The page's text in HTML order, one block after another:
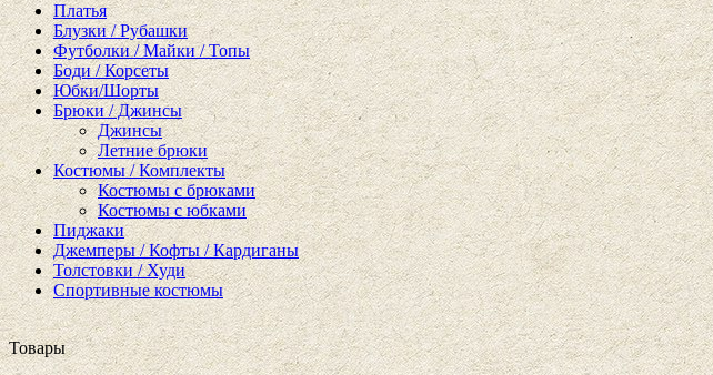
Платья
Блузки / Рубашки
Футболки / Майки / Топы
Боди / Корсеты
Юбки/Шорты
Брюки / Джинсы
Джинсы
Летние брюки
Костюмы / Комплекты
Костюмы с брюками
Костюмы с юбками
Пиджаки
Джемперы / Кофты / Кардиганы
Толстовки / Худи
Спортивные костюмы
Товары